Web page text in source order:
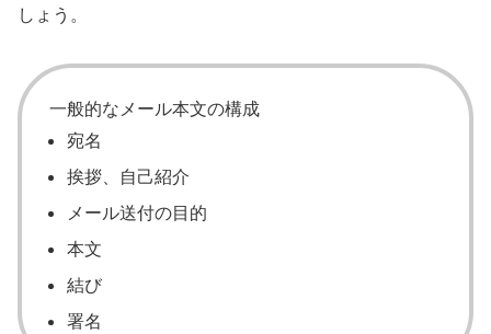
しょう。
一般的なメール本文の構成
宛名
挨拶、自己紹介
メール送付の目的
本文
結び
署名